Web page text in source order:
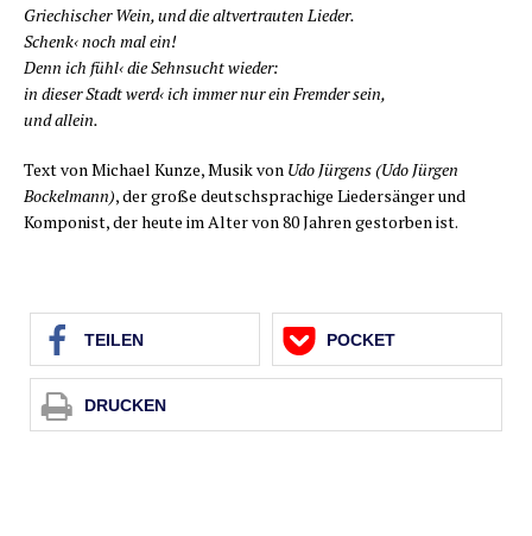
Grie­chi­scher Wein, und die alt­ver­trau­ten Lieder.
Schenk‹ noch mal ein!
Denn ich fühl‹ die Sehn­sucht wieder:
in die­ser Stadt werd‹ ich immer nur ein Frem­der sein,
und allein.
Text von Micha­el Kun­ze, Musik von Udo Jür­gens (Udo Jür­gen
Bockel­mann), der gro­ße deutsch­spra­chi­ge Lie­der­sän­ger und
Kom­po­nist, der heu­te im Alter von 80 Jah­ren gestor­ben ist.
TEI­LEN POCKET
DRU­CKEN